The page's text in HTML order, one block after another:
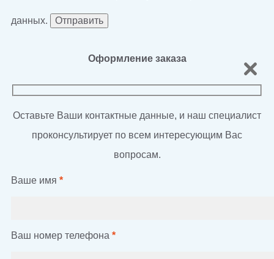
данных.
Оформление заказа
Оставьте Ваши контактные данные, и наш специалист
проконсультирует по всем интересующим Вас
вопросам.
Ваше имя *
Ваш номер телефона *